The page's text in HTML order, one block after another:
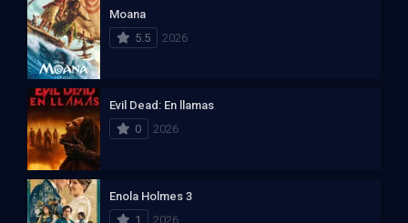
Moana
5.5
2026
Evil Dead: En llamas
0
2026
Enola Holmes 3
1
2026